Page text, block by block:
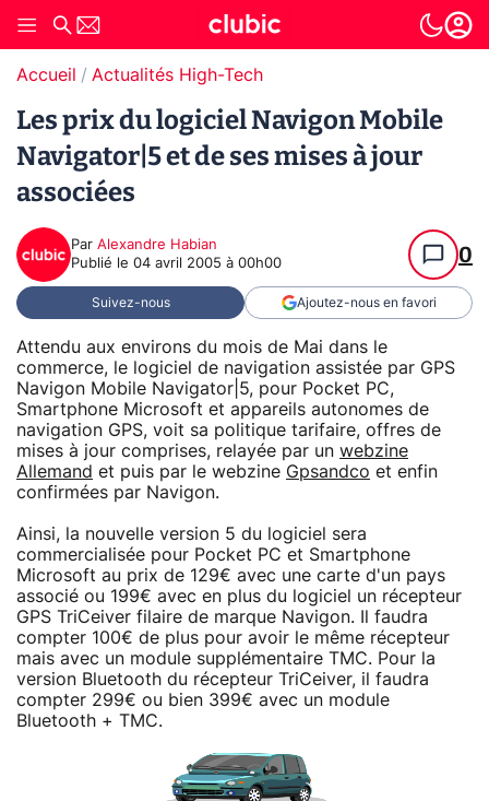
Accueil Actualités High-Tech
Les prix du logiciel Navigon Mobile
Navigator|5 et de ses mises à jour
associées
Par Alexandre Habian
Publié le 04 avril 2005 à 00h00 0
Suivez-nous Ajoutez-nous en favori
Attendu aux environs du mois de Mai dans le
commerce, le logiciel de navigation assistée par GPS
Navigon Mobile Navigator|5, pour Pocket PC,
Smartphone Microsoft et appareils autonomes de
navigation GPS, voit sa politique tarifaire, offres de
mises à jour comprises, relayée par un webzine
Allemand et puis par le webzine Gpsandco et enfin
confirmées par Navigon.
Ainsi, la nouvelle version 5 du logiciel sera
commercialisée pour Pocket PC et Smartphone
Microsoft au prix de 129€ avec une carte d'un pays
associé ou 199€ avec en plus du logiciel un récepteur
GPS TriCeiver filaire de marque Navigon. Il faudra
compter 100€ de plus pour avoir le même récepteur
mais avec un module supplémentaire TMC. Pour la
version Bluetooth du récepteur TriCeiver, il faudra
compter 299€ ou bien 399€ avec un module
Bluetooth + TMC.